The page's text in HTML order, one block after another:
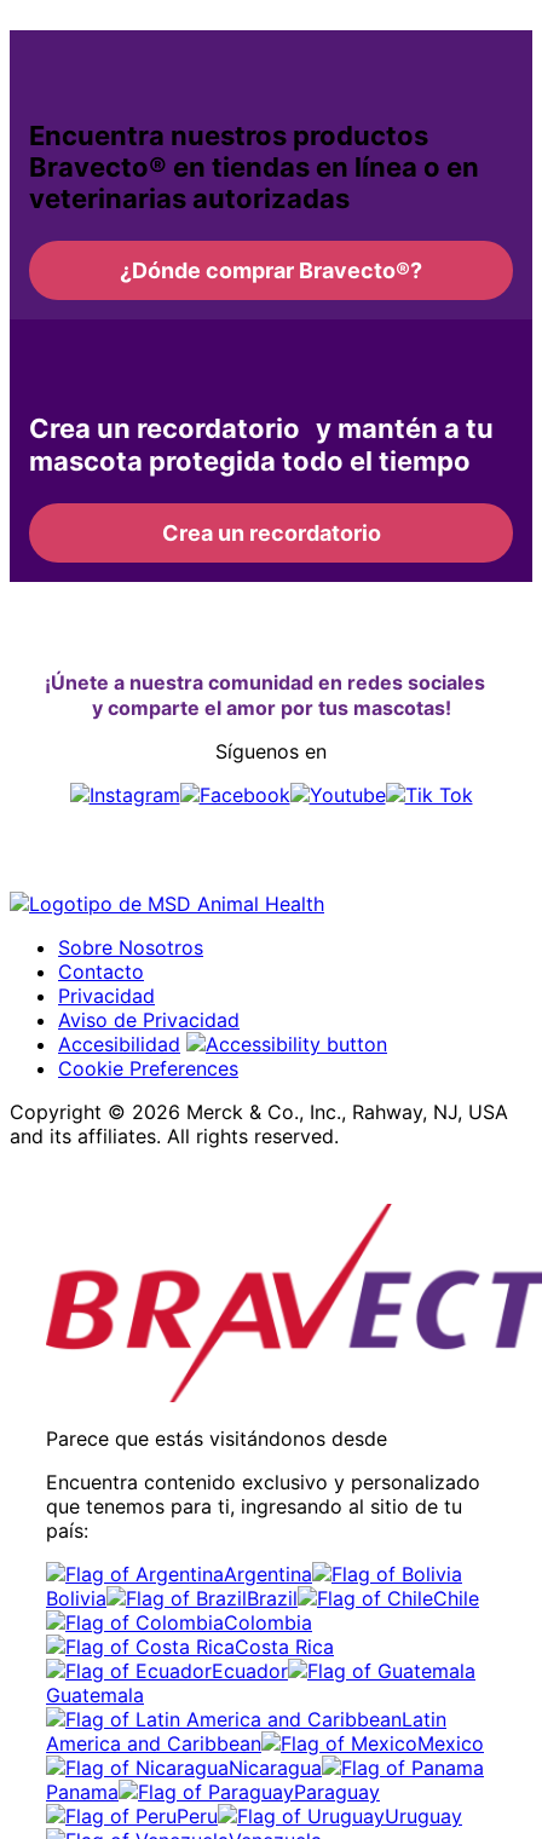
Encuentra nuestros productos
Bravecto® en tiendas en línea o en
veterinarias autorizadas
¿Dónde comprar Bravecto®?
Crea un recordatorio y mantén a tu
mascota protegida todo el tiempo
Crea un recordatorio
¡Únete a nuestra comunidad en redes sociales
y comparte el amor por tus mascotas!
Síguenos en
Sobre Nosotros
Contacto
Privacidad
Aviso de Privacidad
Accesibilidad
Cookie Preferences
Copyright © 2026 Merck & Co., Inc., Rahway, NJ, USA
and its affiliates. All rights reserved.
Parece que estás visitándonos desde
Encuentra contenido exclusivo y personalizado
que tenemos para ti, ingresando al sitio de tu
país:
Argentina
Bolivia
Brazil
Chile
Colombia
Costa Rica
Ecuador
Guatemala
Latin
America and Caribbean
Mexico
Nicaragua
Panama
Paraguay
Peru
Uruguay